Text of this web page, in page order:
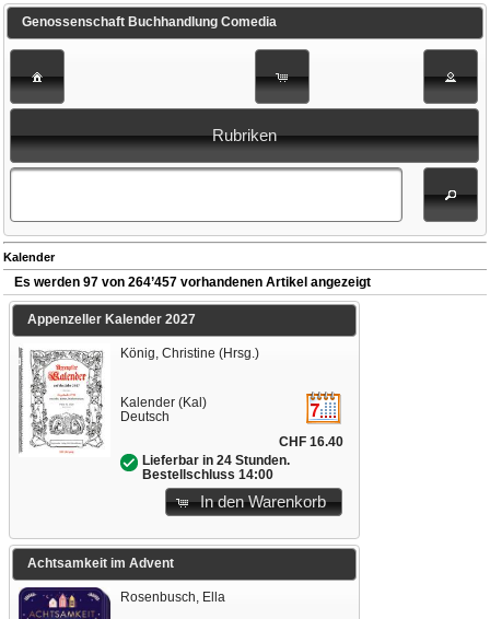
Genossenschaft Buchhandlung Comedia
Rubriken
Kalender
Es werden 97 von 264’457 vorhandenen Artikel angezeigt
Appenzeller Kalender 2027
König, Christine (Hrsg.)
Kalender (Kal)
Deutsch
CHF 16.40
Lieferbar in 24 Stunden.
Bestellschluss 14:00
In den Warenkorb
Achtsamkeit im Advent
Rosenbusch, Ella